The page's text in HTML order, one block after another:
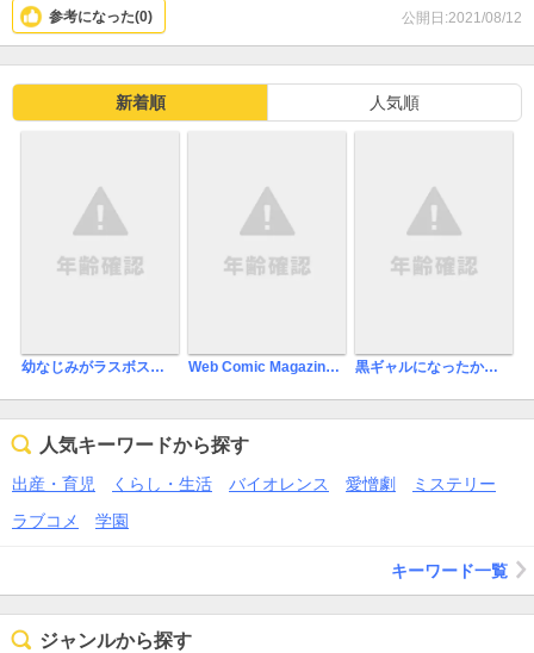
公開日:2021/08/12
参考になった(0)
新着順 人気順
幼なじみがラスボスのRPG第二部はBLゲームに代わりそうです Web Comic Magazine BiBit! 2013年6月号 黒ギャルになったから親友とヤってみた。【単行本版特典ペーパー付き】
人気キーワードから探す
出産・育児 くらし・生活 バイオレンス 愛憎劇
ミステリー
ラブコメ
学園
キーワード一覧
ジャンルから探す